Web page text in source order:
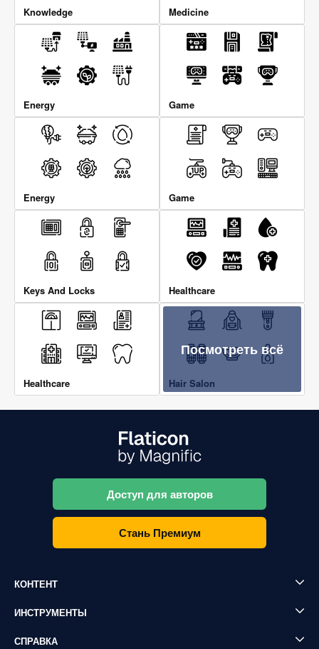
Knowledge Medicine
Energy Game
Energy Game
Keys And Locks Healthcare
Healthcare
Посмотреть всё
Hair Salon
Доступ для авторов
Стань Премиум
КОНТЕНТ
ИНСТРУМЕНТЫ
СПРАВКА